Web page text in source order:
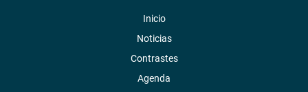
Inicio
Noticias
Contrastes
Agenda